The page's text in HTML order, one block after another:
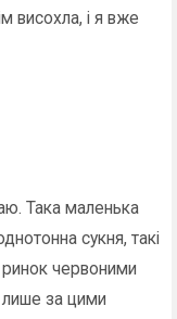
висохла, і я вже
Така маленька
сукня, такі
ринок червоними
за цими